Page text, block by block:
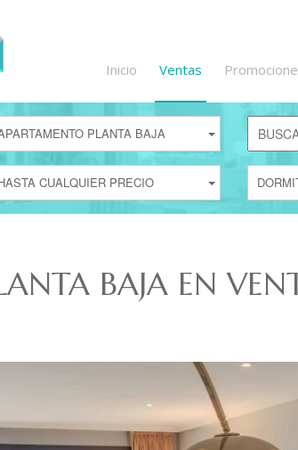
Inicio Ventas
PLANTA BAJA
CUALQUIER PRECIO
BAJA EN